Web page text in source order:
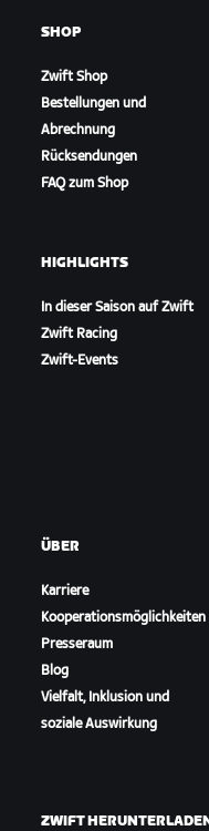
SHOP
Zwift Shop
Bestellungen und
Abrechnung
Rücksendungen
FAQ zum Shop
HIGHLIGHTS
In dieser Saison auf Zwift
Zwift Racing
Zwift-Events
ÜBER
Karriere
Kooperationsmöglichkeiten
Presseraum
Blog
Vielfalt, Inklusion und
soziale Auswirkung
ZWIFT